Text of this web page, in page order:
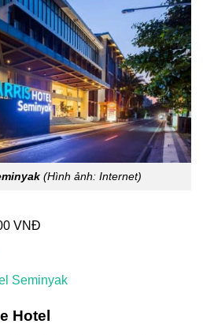
(Hình ảnh: Internet)
VNĐ
Seminyak
Hotel